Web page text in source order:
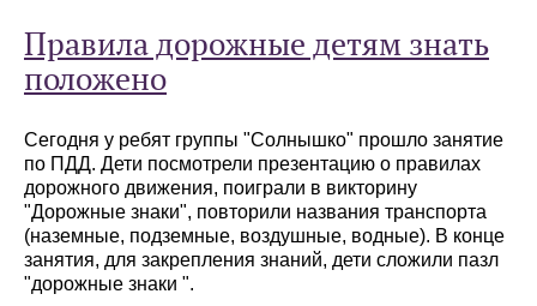
Правила дорожные детям знать
положено
Сегодня у ребят группы "Солнышко" прошло занятие
по ПДД. Дети посмотрели презентацию о правилах
дорожного движения, поиграли в викторину
"Дорожные знаки", повторили названия транспорта
(наземные, подземные, воздушные, водные). В конце
занятия, для закрепления знаний, дети сложили пазл
"дорожные знаки ".